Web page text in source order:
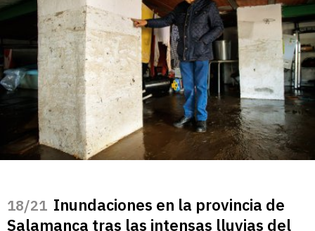
/21 Inundaciones en la provincia de
Salamanca tras las intensas lluvias del